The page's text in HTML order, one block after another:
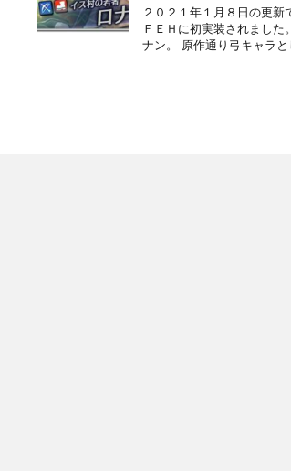
２０２１年１月８日の更
ＦＥＨに初実装されまし
ナン。 原作通り弓キャラ